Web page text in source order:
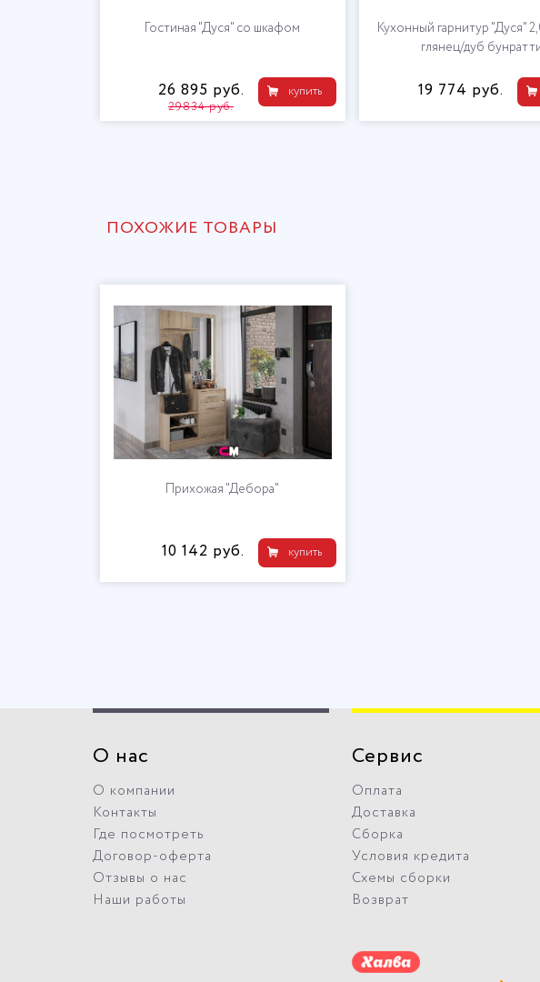
Гостиная "Дуся" центральная секция
купить
Гостиная "Дуся" со шкафом
купить
26 895 руб.
29834 руб.
ПОХОЖИЕ ТОВАРЫ
Прихожая "Дебора"
купить
10 142 руб.
О нас
О компании
Контакты
Где посмотреть
Договор-оферта
Отзывы о нас
Наши работы
Сервис
Оплата
Доставка
Сборка
Условия кредита
Схемы сборки
Возврат